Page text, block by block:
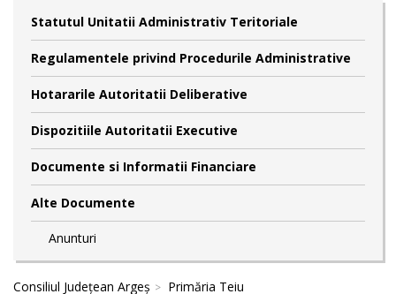
Statutul Unitatii Administrativ Teritoriale
Regulamentele privind Procedurile Administrative
Hotararile Autoritatii Deliberative
Dispozitiile Autoritatii Executive
Documente si Informatii Financiare
Alte Documente
Anunturi
Consiliul Județean Argeș
Primăria Teiu